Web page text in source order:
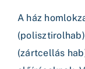
A ház
(zártcellás